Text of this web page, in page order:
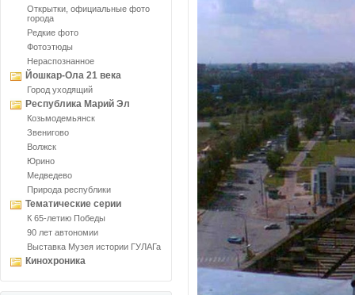
Открытки, официальные фото
города
Редкие фото
Фотоэтюды
Нераспознанное
Йошкар-Ола 21 века
Город уходящий
Республика Марий Эл
Козьмодемьянск
Звенигово
Волжск
Юрино
Медведево
Природа республики
Тематические серии
К 65-летию Победы
90 лет автономии
Выставка Музея истории ГУЛАГа
Кинохроника